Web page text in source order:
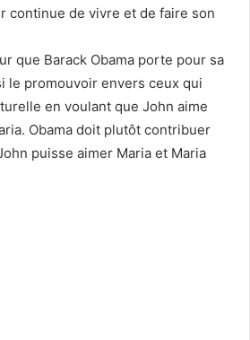
continue de vivre et de faire son
que Barack Obama porte pour sa
le promouvoir envers ceux qui
en voulant que John aime
Obama doit plutôt contribuer
puisse aimer Maria et Maria